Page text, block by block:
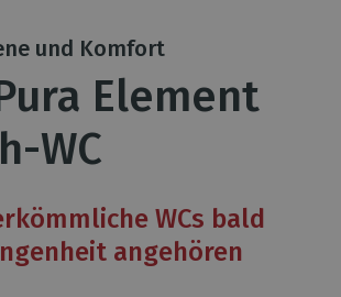
und Komfort
Element
WC
WCs bald
angehören